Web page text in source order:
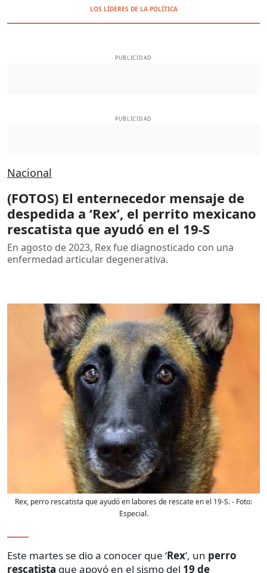
LOS LÍDERES DE LA POLÍTICA
PUBLICIDAD
PUBLICIDAD
Nacional
(FOTOS) El enternecedor mensaje de
despedida a ‘Rex’, el perrito mexicano
rescatista que ayudó en el 19-S
En agosto de 2023, Rex fue diagnosticado con una
enfermedad articular degenerativa.
Rex, perro rescatista que ayudó en labores de rescate en el 19-S.- Foto:
Especial.
Este martes se dio a conocer que ‘Rex’, un perro
rescatista que apoyó en el sismo del 19 de